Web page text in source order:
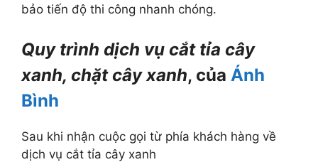
bảo tiến độ thi công nhanh chóng.
Quy trình dịch vụ cắt tỉa cây
xanh, chặt cây xanh, của Ánh
Bình
Sau khi nhận cuộc gọi từ phía khách hàng về
dịch vụ cắt tỉa cây xanh